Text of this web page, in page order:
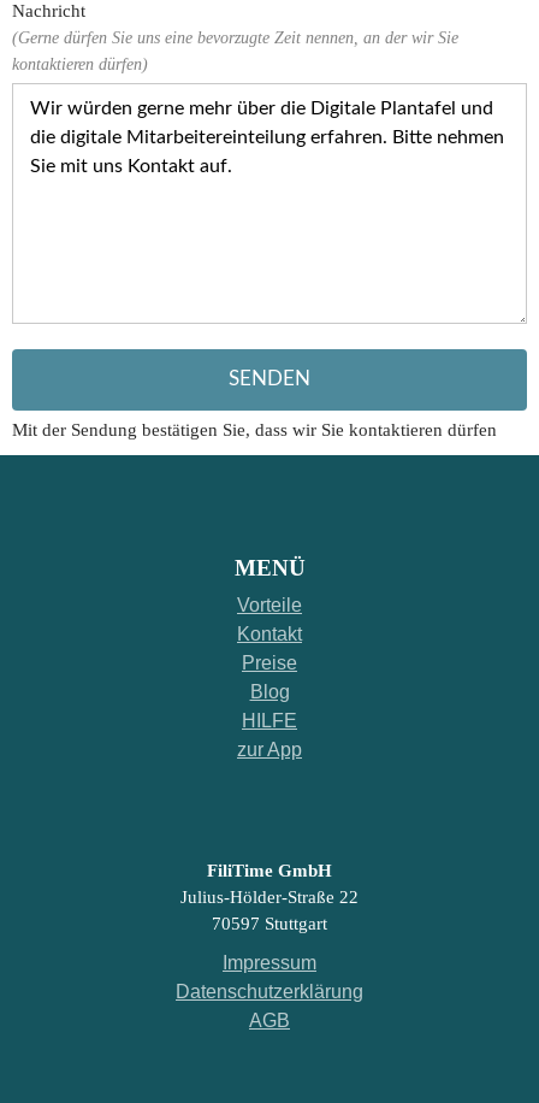
Nachricht
(Gerne dürfen Sie uns eine bevorzugte Zeit nennen, an der wir Sie
kontaktieren dürfen)
Mit der Sendung bestätigen Sie, dass wir Sie kontaktieren dürfen
MENÜ
Vorteile
Kontakt
Preise
Blog
HILFE
zur App
FiliTime GmbH
Julius-Hölder-Straße 22
70597 Stuttgart
Impressum
Datenschutzerklärung
AGB